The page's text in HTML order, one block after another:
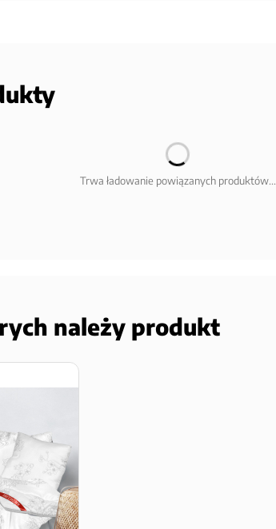
Trwa ładowanie powiązanych produktów...
należy produkt